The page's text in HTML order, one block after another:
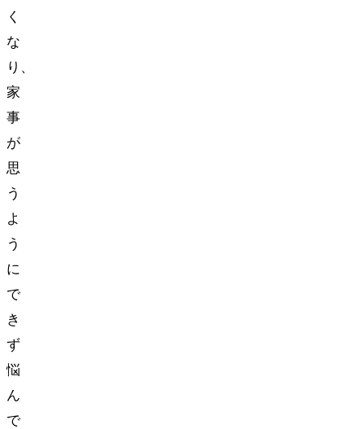
く
な
り、
家
事
が
思
う
よ
う
に
で
き
ず
悩
ん
で